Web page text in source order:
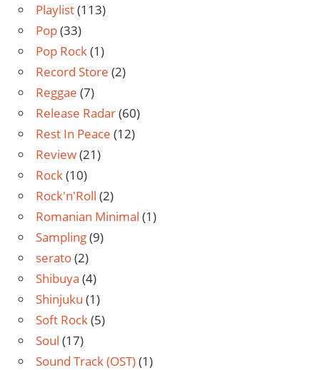
Playlist(113)
Pop(33)
Pop Rock(1)
Record Store (2)
Reggae (7)
Release Radar(60)
Rest In Peace (12)
Review(21)
Rock(10)
Rock'n'Roll (2)
Romanian Minimal (1)
Sampling(9)
serato(2)
Shibuya (4)
Shinjuku (1)
Soft Rock(5)
Soul (17)
Sound Track (OST)(1)